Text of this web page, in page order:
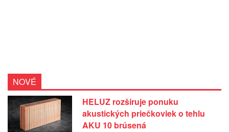
NOVÉ
HELUZ rozširuje ponuku
akustických priečkoviek o tehlu
AKU 10 brúsená